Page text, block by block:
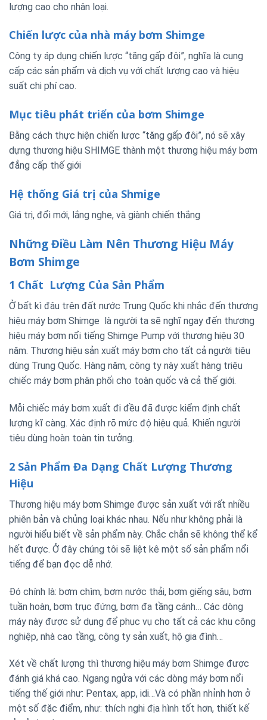
lượng cao cho nhân loại.
Chiến lược của nhà máy bơm Shimge
Công ty áp dụng chiến lược “tăng gấp đôi”, nghĩa là cung
cấp các sản phẩm và dịch vụ với chất lượng cao và hiệu
suất chi phí cao.
Mục tiêu phát triển của bơm Shimge
Bằng cách thực hiện chiến lược “tăng gấp đôi”, nó sẽ xây
dựng thương hiệu SHIMGE thành một thương hiệu máy bơm
đẳng cấp thế giới
Hệ thống Giá trị của Shmige
Giá trị, đổi mới, lắng nghe, và giành chiến thắng
Những Điều Làm Nên Thương Hiệu Máy
Bơm Shimge
1 Chất Lượng Của Sản Phẩm
Ở bất kì đâu trên đất nước Trung Quốc khi nhắc đến thương
hiệu máy bơm Shimge là người ta sẽ nghĩ ngay đến thương
hiệu máy bơm nổi tiếng Shimge Pump với thương hiệu 30
năm. Thương hiệu sản xuất máy bơm cho tất cả người tiêu
dùng Trung Quốc. Hàng năm, công ty này xuất hàng triệu
chiếc máy bơm phân phối cho toàn quốc và cả thế giới.
Mỗi chiếc máy bơm xuất đi đều đã được kiểm định chất
lượng kĩ càng. Xác định rõ mức độ hiệu quả. Khiến người
tiêu dùng hoàn toàn tin tưởng.
2 Sản Phẩm Đa Dạng Chất Lượng Thương
Hiệu
Thương hiệu máy bơm Shimge được sản xuất với rất nhiều
phiên bản và chủng loại khác nhau. Nếu như không phải là
người hiểu biết về sản phẩm này. Chắc chắn sẽ không thể kể
hết được. Ở đây chúng tôi sẽ liệt kê một số sản phẩm nổi
tiếng để bạn đọc dễ nhớ.
Đó chính là: bơm chìm, bơm nước thải, bơm giếng sâu, bơm
tuần hoàn, bơm trục đứng, bơm đa tầng cánh… Các dòng
máy này được sử dụng để phục vụ cho tất cả các khu công
nghiệp, nhà cao tầng, công ty sản xuất, hộ gia đình…
Xét về chất lượng thì thương hiệu máy bơm Shimge được
đánh giá khá cao. Ngang ngửa với các dòng máy bơm nổi
tiếng thế giới như: Pentax, app, idi…Và có phần nhỉnh hơn ở
một số đặc điểm, như: thích nghi địa hình tốt hơn, thiết kế